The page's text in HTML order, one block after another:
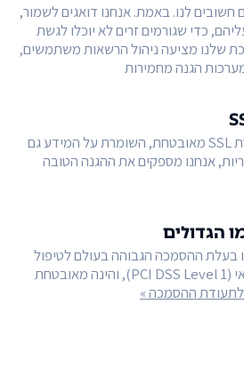
חשובים לנו. באמת. אנחנו דואגים לשמור,
כדי שגורמים זרים לא יוכלו לגשת
שלנו מציעה ניהול הרשאות משתמשים,
הגנה מחמירות
בזכות תקשורת SSL מאובטחת, השומרת על המידע גם
אנחנו מספקים את ההגנה הטובה
הגדולים
בעלת ההסמכה הגבוהה בעולם לטיפול
בכרטיסי אשראי (PCI DSS Level 1), והינה מאובטחת
לתעודת ההסמכה »